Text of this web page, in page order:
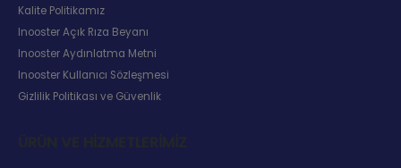
Kalite Politikamız
Inooster Açık Rıza Beyanı
Inooster Aydınlatma Metni
Inooster Kullanıcı Sözleşmesi
Gizlilik Politikası ve Güvenlik
ÜRÜN VE HIZMETLERIMIZ